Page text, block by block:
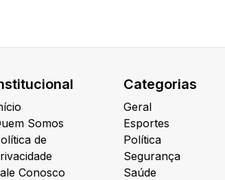
Somos
de
Conosco
Categorias
Geral
Esportes
Política
Segurança
Saúde